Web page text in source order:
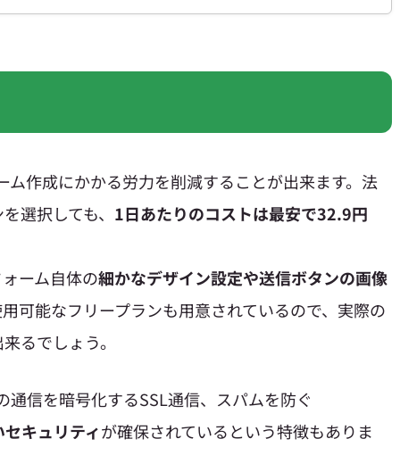
ム作成にかかる労力を削減することが出来ます。法
選択しても、 1日あたりのコストは最安で32.9円
ーム自体の細かなデザイン設定や送信ボタンの画像
可能なフリープランも用意されているので、実際の
るでしょう。
信を暗号化するSSL通信、スパムを防ぐ
キュリティが確保されているという特徴もありま